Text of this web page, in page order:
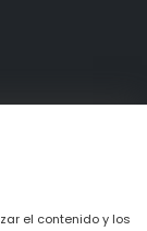
el contenido y los